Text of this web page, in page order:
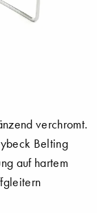
verchromt.
Belting
auf hartem